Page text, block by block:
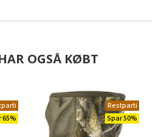
OGSÅ KØBT
65%
Restparti
Spar 50%